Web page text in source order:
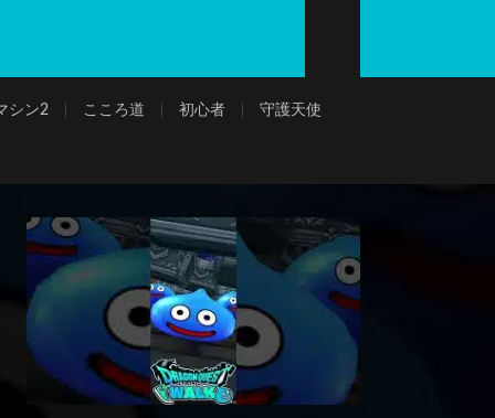
シン2 こころ道 初心者 守護天使